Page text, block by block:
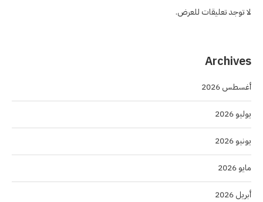
لا توجد تعليقات للعرض.
Archives
أغسطس 2026
يوليو 2026
يونيو 2026
مايو 2026
أبريل 2026